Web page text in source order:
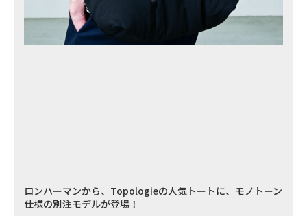
ロンハーマンから、Topologieの人気トートに、モノトーン
仕様の別注モデルが登場！